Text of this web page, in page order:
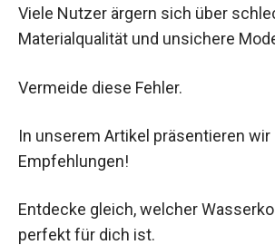
Viele Nutzer ärgern sich über
Materialqualität und unsichere
Vermeide diese Fehler.
In unserem Artikel präsentieren wir
Empfehlungen!
Entdecke gleich, welcher
perfekt für dich ist.